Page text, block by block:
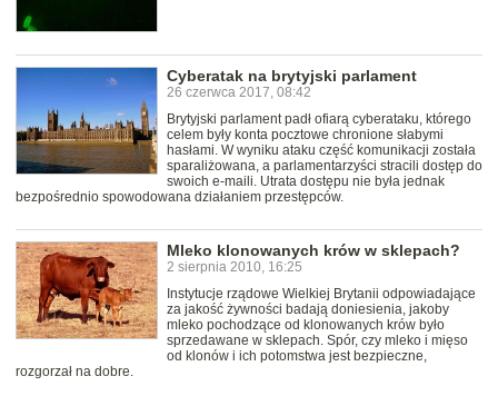
Cyberatak na brytyjski parlament
26 czerwca 2017, 08:42
Brytyjski parlament padł ofiarą cyberataku, którego
celem były konta pocztowe chronione słabymi
hasłami. W wyniku ataku część komunikacji została
sparaliżowana, a parlamentarzyści stracili dostęp do
swoich e-maili. Utrata dostępu nie była jednak
bezpośrednio spowodowana działaniem przestępców.
Mleko klonowanych krów w sklepach?
2 sierpnia 2010, 16:25
Instytucje rządowe Wielkiej Brytanii odpowiadające
za jakość żywności badają doniesienia, jakoby
mleko pochodzące od klonowanych krów było
sprzedawane w sklepach. Spór, czy mleko i mięso
od klonów i ich potomstwa jest bezpieczne,
rozgorzał na dobre.